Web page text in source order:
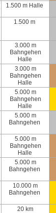
1.500 m Halle
1.500 m
3.000 m
Bahngehen
Halle
3.000 m
Bahngehen
Halle
5.000 m
Bahngehen
Halle
5.000 m
Bahngehen
5.000 m
Bahngehen
Halle
5.000 m
Bahngehen
10.000 m
Bahngehen
20 km